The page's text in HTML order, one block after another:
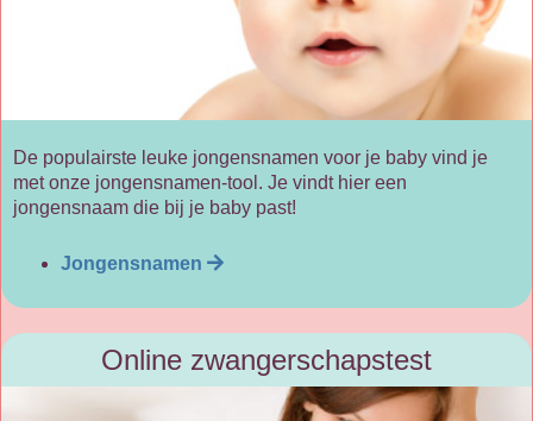
De populairste leuke jongensnamen voor je baby vind je
met onze jongensnamen-tool. Je vindt hier een
jongensnaam die bij je baby past!
Jongensnamen
Online zwangerschapstest